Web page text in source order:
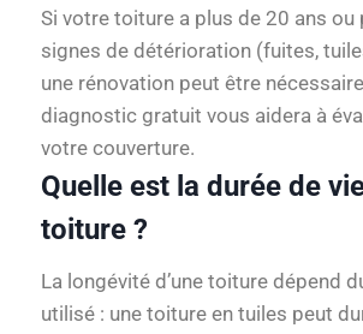
Si votre toiture a plus de 20 ans ou
signes de détérioration (fuites,
une rénovation peut être
diagnostic gratuit vous aidera à
votre couverture.
Quelle est la durée de
toiture ?
La longévité d’une toiture dépend
utilisé : une toiture en tuiles peut